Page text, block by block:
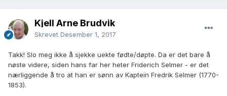
Kjell Arne Brudvik
Skrevet Desember 1, 2017
Takk! Slo meg ikke å sjekke uekte fødte/døpte. Da er det bare å
nøste videre, siden hans far her heter Friderich Selmer - er det
nærliggende å tro at han er sønn av Kaptein Fredrik Selmer (1770-
1853).